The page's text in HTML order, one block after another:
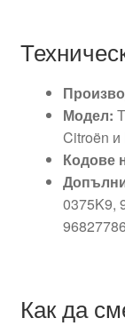
Модел:
Citroën и
Кодове
0375K9,
Как да